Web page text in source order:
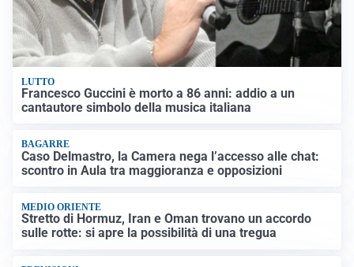
LUTTO
Francesco Guccini è morto a 86 anni: addio a un
cantautore simbolo della musica italiana
BAGARRE
Caso Delmastro, la Camera nega l’accesso alle chat:
scontro in Aula tra maggioranza e opposizioni
MEDIO ORIENTE
Stretto di Hormuz, Iran e Oman trovano un accordo
sulle rotte: si apre la possibilità di una tregua